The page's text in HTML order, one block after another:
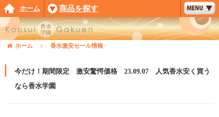
ホーム 商品を探す
ホーム 香水激安セール情報
今だけ！期間限定 激安驚愕価格 23.09.07 人気香水安く買う
なら香水学園